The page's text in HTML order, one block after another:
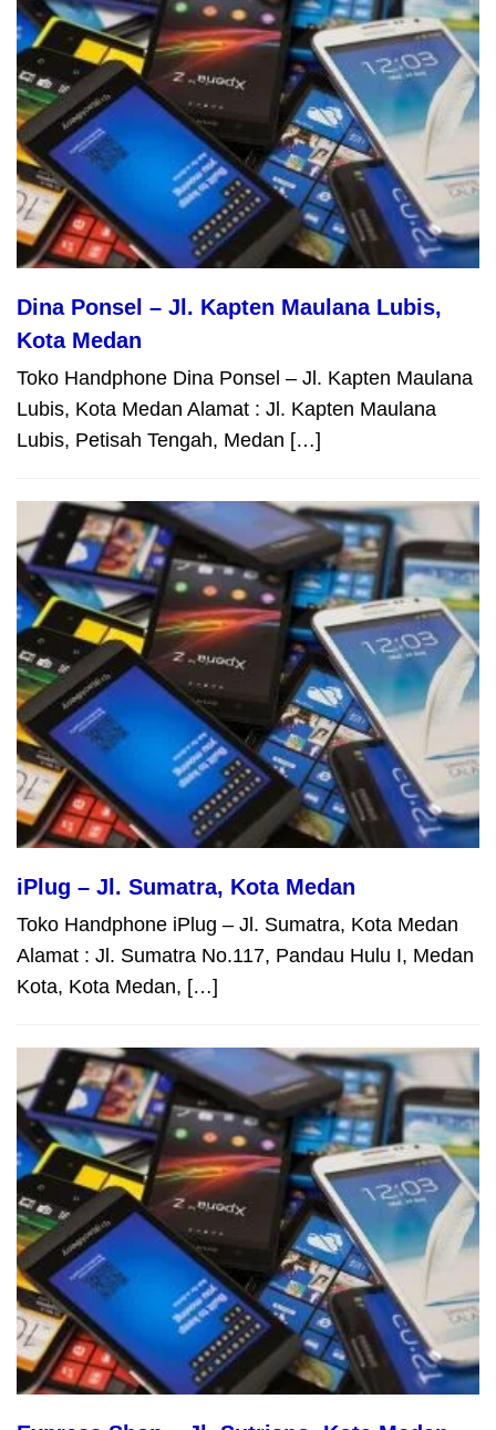
Dina Ponsel – Jl. Kapten Maulana Lubis,
Kota Medan
Toko Handphone Dina Ponsel – Jl. Kapten Maulana
Lubis, Kota Medan Alamat : Jl. Kapten Maulana
Lubis, Petisah Tengah, Medan […]
iPlug – Jl. Sumatra, Kota Medan
Toko Handphone iPlug – Jl. Sumatra, Kota Medan
Alamat : Jl. Sumatra No.117, Pandau Hulu I, Medan
Kota, Kota Medan, […]